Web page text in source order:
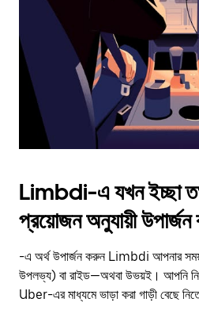
the
calendar.
Limbdi-এ যখন ইচ্ছা
প্রয়োজন অনুযায়ী
-এ অর্থ উপার্জন করুন Limbdi আপনার
উপলভ্য) বা রাইড—অথবা উভয়ই। আপনি
Uber-এর মাধ্যমে ভাড়া করা গাড়ী বেছে